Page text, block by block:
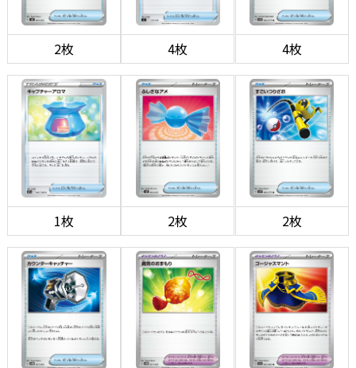
2枚 4枚 4枚
1枚 2枚 2枚